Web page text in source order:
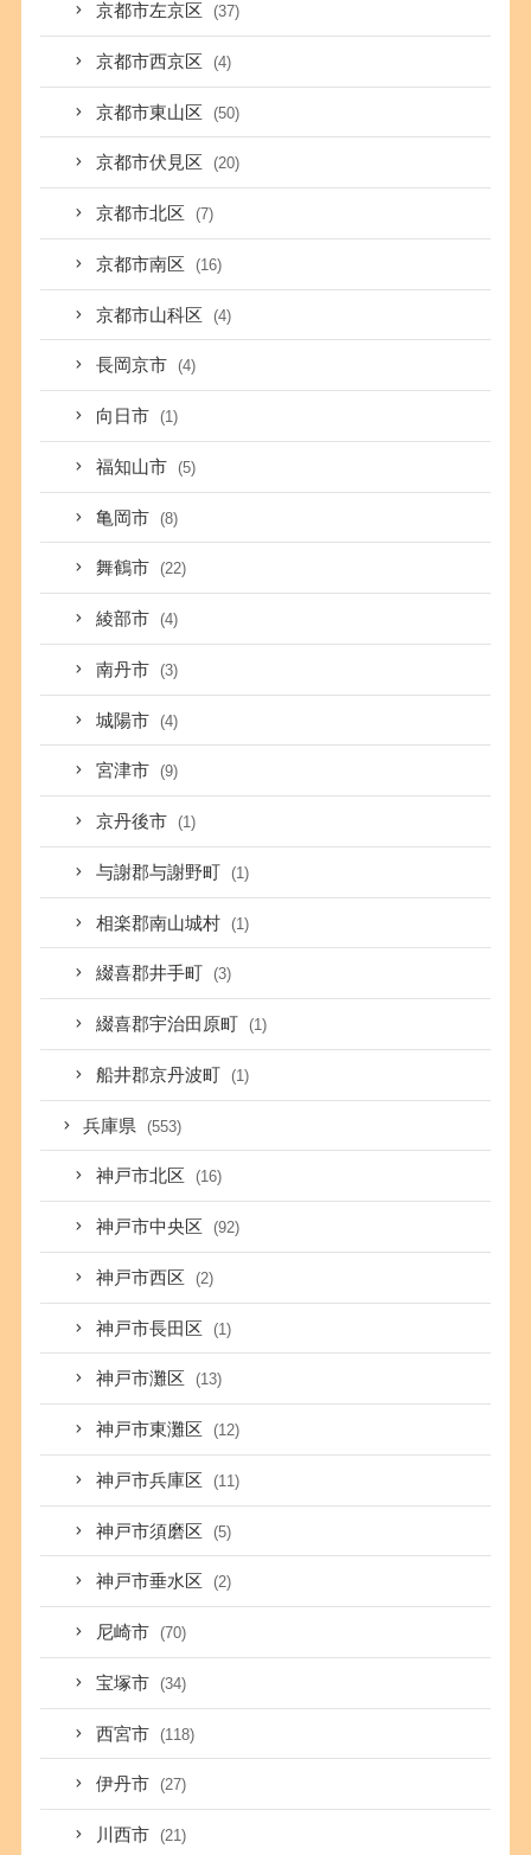
京都市左京区 (37)
京都市西京区 (4)
京都市東山区 (50)
京都市伏見区 (20)
京都市北区 (7)
京都市南区 (16)
京都市山科区 (4)
長岡京市 (4)
向日市 (1)
福知山市 (5)
亀岡市 (8)
舞鶴市 (22)
綾部市 (4)
南丹市 (3)
城陽市 (4)
宮津市 (9)
京丹後市 (1)
与謝郡与謝野町 (1)
相楽郡南山城村 (1)
綴喜郡井手町 (3)
綴喜郡宇治田原町 (1)
船井郡京丹波町 (1)
兵庫県 (553)
神戸市北区 (16)
神戸市中央区 (92)
神戸市西区 (2)
神戸市長田区 (1)
神戸市灘区 (13)
神戸市東灘区 (12)
神戸市兵庫区 (11)
神戸市須磨区 (5)
神戸市垂水区 (2)
尼崎市 (70)
宝塚市 (34)
西宮市 (118)
伊丹市 (27)
川西市 (21)